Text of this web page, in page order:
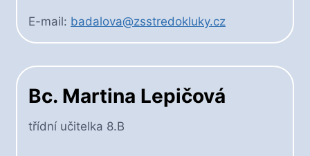
E-mail: badalova@zsstredokluky.cz
Bc. Martina Lepičová
třídní učitelka 8.B